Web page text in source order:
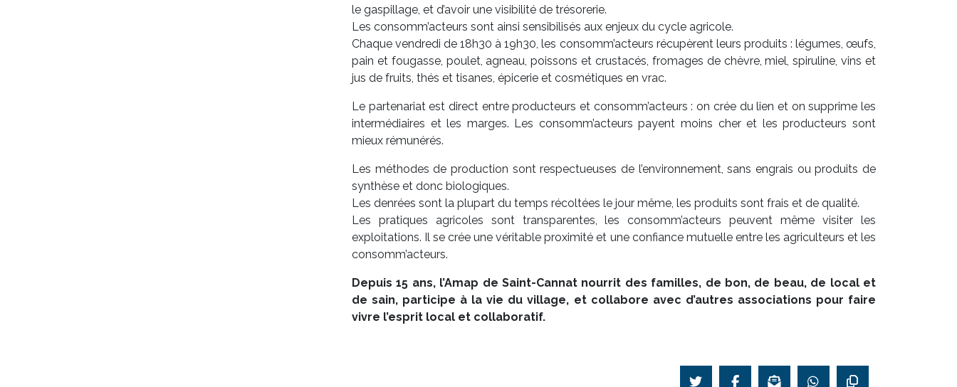
le gaspillage, et d’avoir une visibilité de trésorerie.
Les consomm’acteurs sont ainsi sensibilisés aux enjeux du cycle agricole.
Chaque vendredi de 18h30 à 19h30, les consomm’acteurs récupèrent leurs produits : légumes, œufs,
pain et fougasse, poulet, agneau, poissons et crustacés, fromages de chèvre, miel, spiruline, vins et
jus de fruits, thés et tisanes, épicerie et cosmétiques en vrac.
Le partenariat est direct entre producteurs et consomm’acteurs : on crée du lien et on supprime les
intermédiaires et les marges. Les consomm’acteurs payent moins cher et les producteurs sont
mieux rémunérés.
Les méthodes de production sont respectueuses de l’environnement, sans engrais ou produits de
synthèse et donc biologiques.
Les denrées sont la plupart du temps récoltées le jour même, les produits sont frais et de qualité.
Les pratiques agricoles sont transparentes, les consomm’acteurs peuvent même visiter les
exploitations. Il se crée une véritable proximité et une confiance mutuelle entre les agriculteurs et les
consomm’acteurs.
Depuis 15 ans, l’Amap de Saint-Cannat nourrit des familles, de bon, de beau, de local et
de sain, participe à la vie du village, et collabore avec d’autres associations pour faire
vivre l’esprit local et collaboratif.